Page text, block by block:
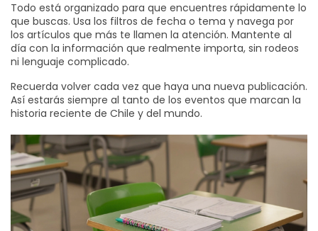
Todo está organizado para que encuentres rápidamente lo
que buscas. Usa los filtros de fecha o tema y navega por
los artículos que más te llamen la atención. Mantente al
día con la información que realmente importa, sin rodeos
ni lenguaje complicado.
Recuerda volver cada vez que haya una nueva publicación.
Así estarás siempre al tanto de los eventos que marcan la
historia reciente de Chile y del mundo.